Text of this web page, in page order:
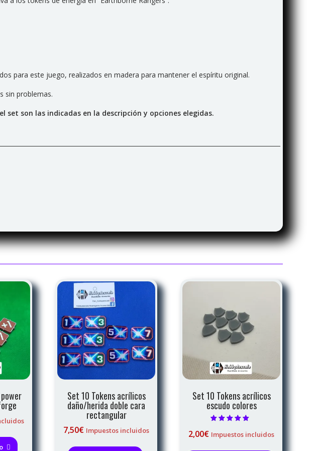
para este juego, realizados en madera para mantener el espíritu original.
sin problemas.
son las indicadas en la descripción y opciones elegidas.
Set 10 Tokens acrílicos
daño/herida doble cara
rectangular
7,50€ Impuestos incluidos
Set 10 Tokens acrílicos
escudo colores
5.00
2,00€ Impuestos incluidos